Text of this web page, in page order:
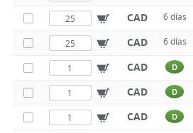
CAD 6 días
CAD 6 días
CAD D
CAD D
CAD D